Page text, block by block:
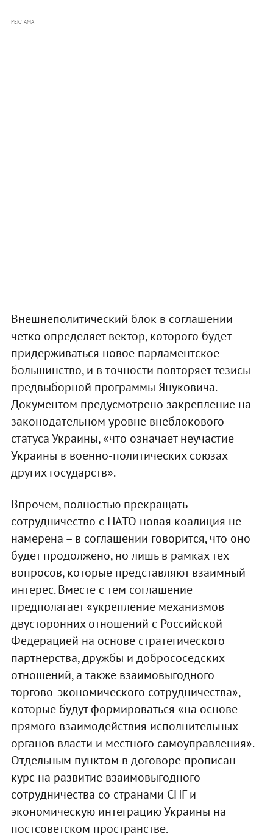
РЕКЛАМА
Внешнеполитический блок в соглашении
четко определяет вектор, которого будет
придерживаться новое парламентское
большинство, и в точности повторяет тезисы
предвыборной программы Януковича.
Документом предусмотрено закрепление на
законодательном уровне внеблокового
статуса Украины, «что означает неучастие
Украины в военно-политических союзах
других государств».
Впрочем, полностью прекращать
сотрудничество с НАТО новая коалиция не
намерена – в соглашении говорится, что оно
будет продолжено, но лишь в рамках тех
вопросов, которые представляют взаимный
интерес. Вместе с тем соглашение
предполагает «укрепление механизмов
двусторонних отношений с Российской
Федерацией на основе стратегического
партнерства, дружбы и добрососедских
отношений, а также взаимовыгодного
торгово-экономического сотрудничества»,
которые будут формироваться «на основе
прямого взаимодействия исполнительных
органов власти и местного самоуправления».
Отдельным пунктом в договоре прописан
курс на развитие взаимовыгодного
сотрудничества со странами СНГ и
экономическую интеграцию Украины на
постсоветском пространстве.